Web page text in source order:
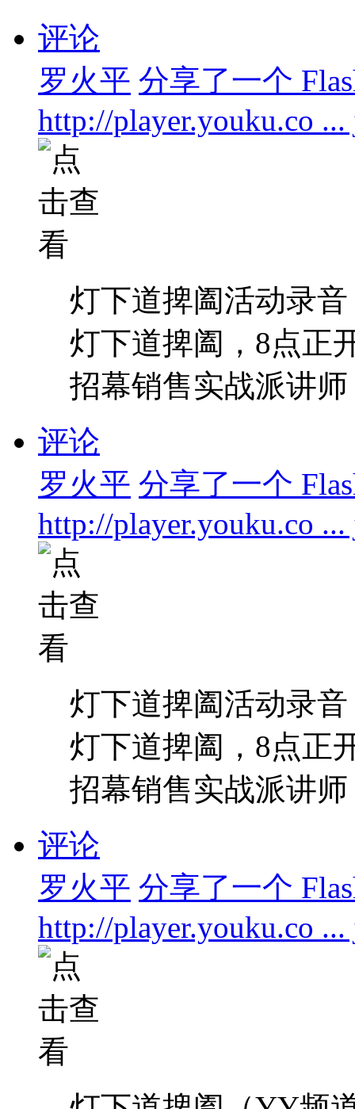
评论
罗火平 分享了一个
http://player.youku.co
灯下道捭阖活动录
灯下道捭阖，8点正
招幕销售实战派讲
评论
罗火平 分享了一个
http://player.youku.co
灯下道捭阖活动录
灯下道捭阖，8点正
招幕销售实战派讲
评论
罗火平 分享了一个
http://player.youku.co